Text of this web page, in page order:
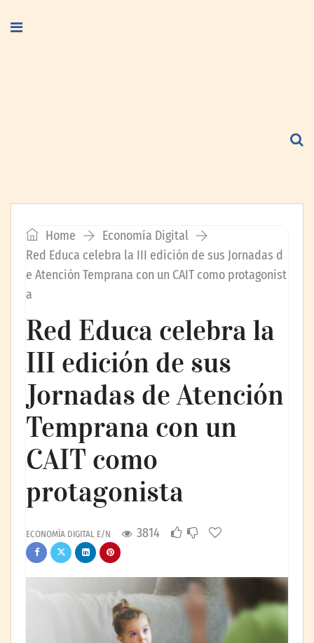
Home
Economía Digital
Red Educa celebra la III edición de sus Jornadas d
e Atención Temprana con un CAIT como protagonist
a
Red Educa celebra la
III edición de sus
Jornadas de Atención
Temprana con un
CAIT como
protagonista
ECONOMÍA DIGITAL E/N 3814